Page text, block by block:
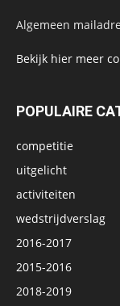
Algemeen
Bekijk hier meer
POPULAIRE
competitie
uitgelicht
activiteiten
wedstrijdverslag
2016-2017
2015-2016
2018-2019